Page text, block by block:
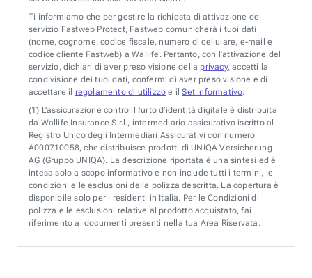
Ti informiamo che per gestire la richiesta di attivazione del
servizio Fastweb Protect, Fastweb comunicherà i tuoi dati
(nome, cognome, codice fiscale, numero di cellulare, e-mail e
codice cliente Fastweb) a Wallife. Pertanto, con l’attivazione del
servizio, dichiari di aver preso visione della privacy, accetti la
condivisione dei tuoi dati, confermi di aver preso visione e di
accettare il regolamento di utilizzo e ilSet informativo.
(1) L’assicurazione contro il furto d’identità digitale è distribuita
da Wallife Insurance S.r.l., intermediario assicurativo iscritto al
Registro Unico degli Intermediari Assicurativi con numero
A000710058, che distribuisce prodotti di UNIQA Versicherung
AG (Gruppo UNIQA). La descrizione riportata è una sintesi ed è
intesa solo a scopo informativo e non include tutti i termini, le
condizioni e le esclusioni della polizza descritta. La copertura è
disponibile solo per i residenti in Italia. Per le Condizioni di
polizza e le esclusioni relative al prodotto acquistato, fai
riferimento ai documenti presenti nella tua Area Riservata.